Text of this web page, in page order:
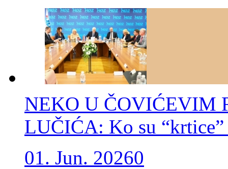
NEKO U ČOVIĆEVIM
LUČIĆA: Ko su
01. Jun. 20260